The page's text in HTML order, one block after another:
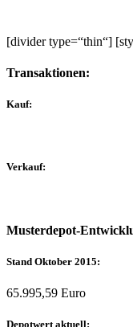
[divider type=“thin“]
Transaktionen:
Kauf:
Verkauf:
Musterdepot-
Stand Oktober 2015:
65.995,59 Euro
Depotwert aktuell: